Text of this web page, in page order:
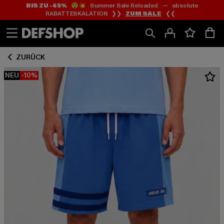
Zum
Inhalt
springen
Zum
Fußzeile
springen
BIS ZU -65%😲💥 Summer Sale Reloaded — absolute
RABATTESKALATION ❯❯ ZUM SALE ❮❮
ZURÜCK
NEU -10%